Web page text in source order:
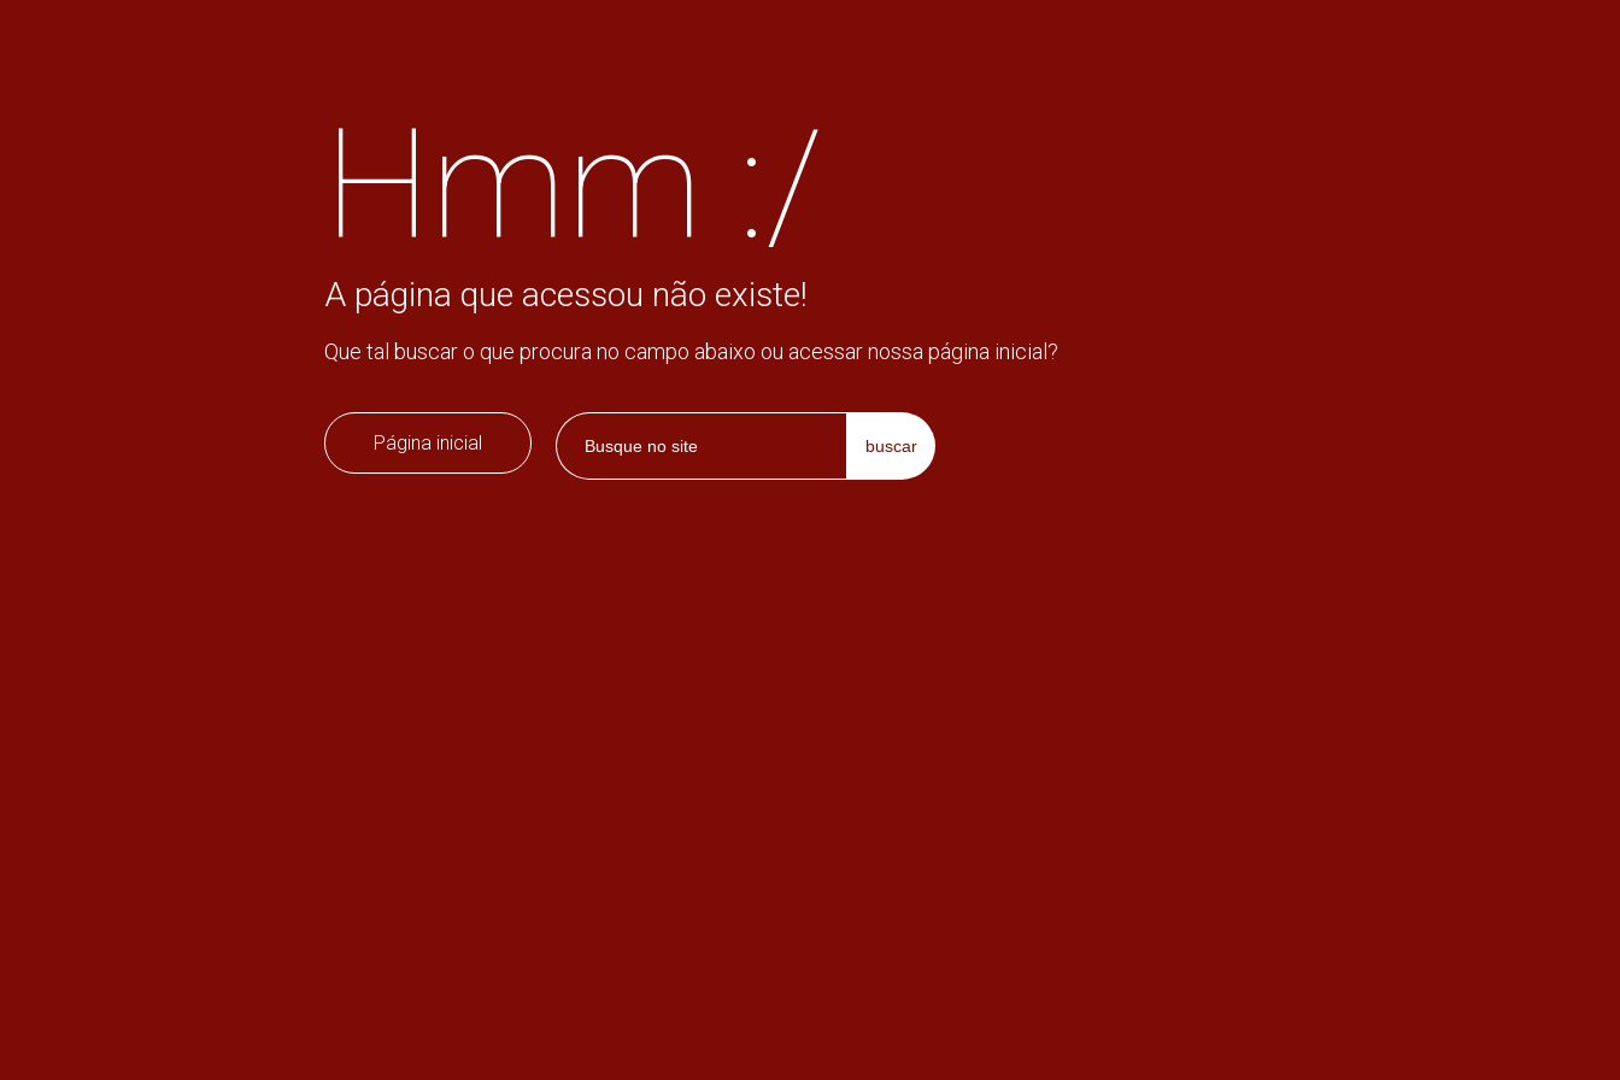
Hmm :/
A página que acessou não existe!
Que tal buscar o que procura no campo abaixo ou acessar nossa página inicial?
Página inicial